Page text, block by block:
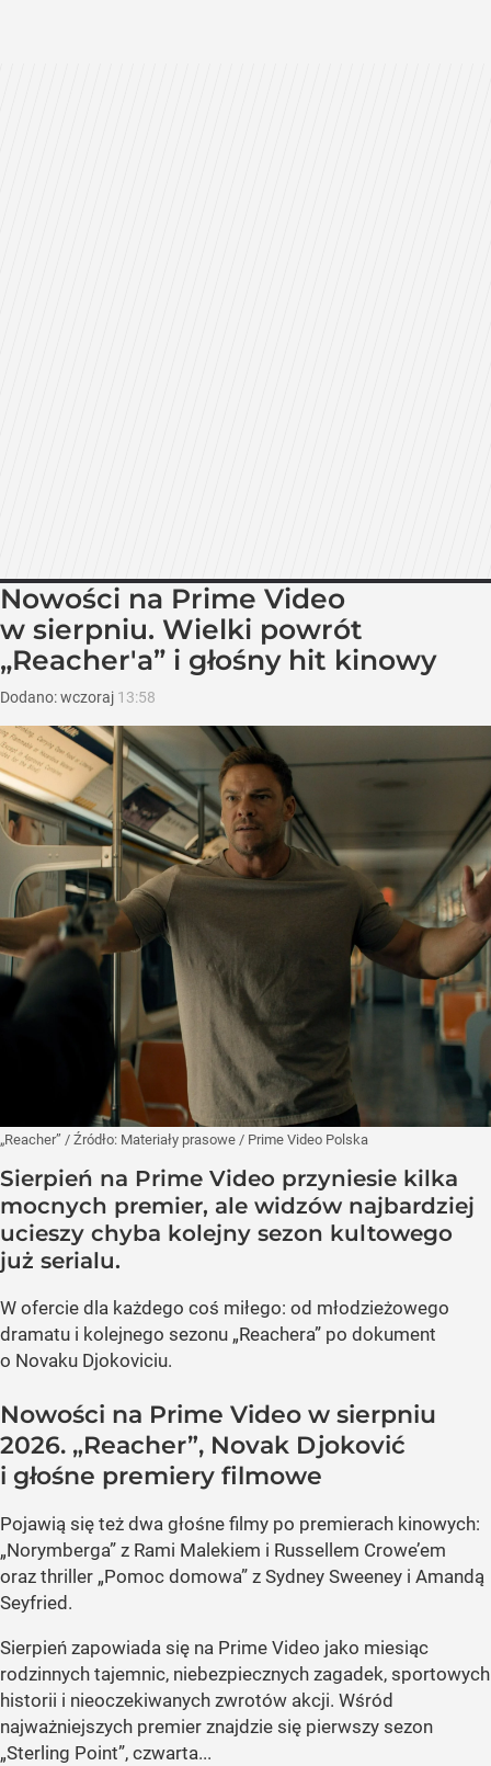
Nowości na Prime Video
w sierpniu. Wielki powrót
„Reacher'a” i głośny hit kinowy
Dodano:wczoraj 13:58
„Reacher” / Źródło: Materiały prasowe / Prime Video Polska
Sierpień na Prime Video przyniesie kilka
mocnych premier, ale widzów najbardziej
ucieszy chyba kolejny sezon kultowego
już serialu.
W ofercie dla każdego coś miłego: od młodzieżowego
dramatu i kolejnego sezonu „Reachera” po dokument
o Novaku Djokoviciu.
Nowości na Prime Video w sierpniu
2026. „Reacher”, Novak Djoković
i głośne premiery filmowe
Pojawią się też dwa głośne filmy po premierach kinowych:
„Norymberga” z Rami Malekiem i Russellem Crowe’em
oraz thriller „Pomoc domowa” z Sydney Sweeney i Amandą
Seyfried.
Sierpień zapowiada się na Prime Video jako miesiąc
rodzinnych tajemnic, niebezpiecznych zagadek, sportowych
historii i nieoczekiwanych zwrotów akcji. Wśród
najważniejszych premier znajdzie się pierwszy sezon
„Sterling Point”, czwarta...